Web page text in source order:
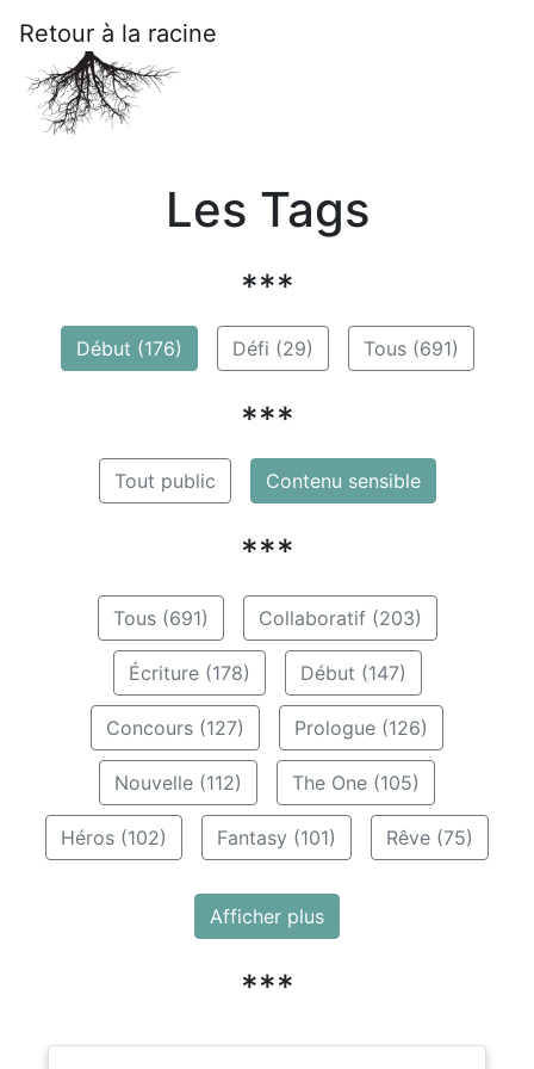
Retour à la racine
Les Tags
***
Début (176) Défi (29) Tous (691)
***
Tout public Contenu sensible
***
Tous (691) Collaboratif (203)
Écriture (178) Début (147)
Concours (127) Prologue (126)
Nouvelle (112) The One (105)
Héros (102) Fantasy (101) Rêve (75)
Afficher plus
***